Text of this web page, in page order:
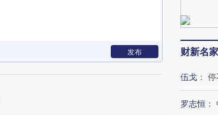
发布 财新名家
伍戈 ： 停
罗志恒 ：